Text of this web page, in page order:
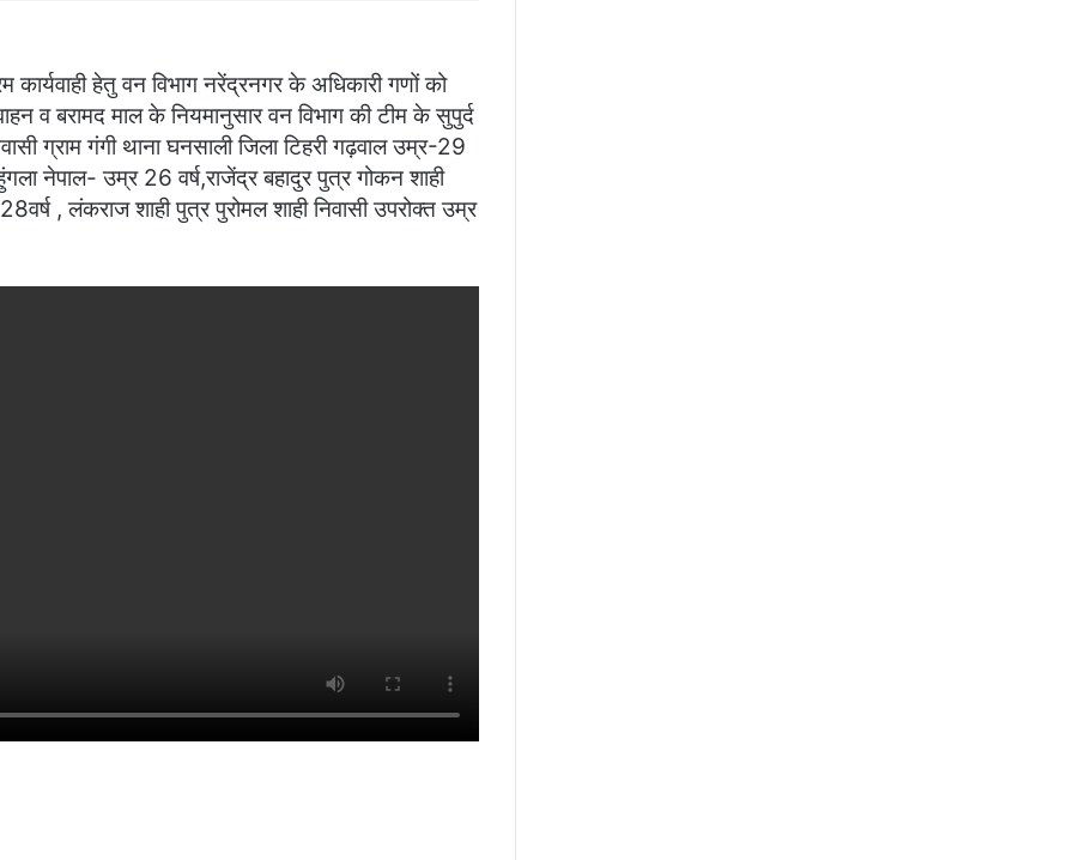
हेतु वन विभाग नरेंद्रनगर के अधिकारी गणों को
व बरामद माल के नियमानुसार वन विभाग की टीम के सुपुर्द
ग्राम गंगी थाना घनसाली जिला टिहरी गढ़वाल उम्र-29
नेपाल- उम्र 26 वर्ष,राजेंद्र बहादुर पुत्र गोकन शाही
, लंकराज शाही पुत्र पुरोमल शाही निवासी उपरोक्त उम्र